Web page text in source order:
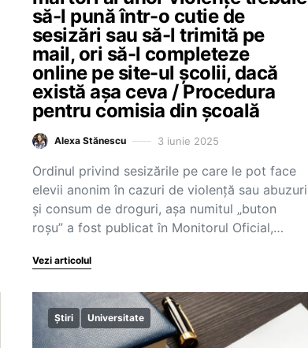
să-l pună într-o cutie de
sesizări sau să-l trimită pe
mail, ori să-l completeze
online pe site-ul școlii, dacă
există așa ceva / Procedura
pentru comisia din școală
Alexa Stănescu 3 iunie 2025
Ordinul privind sesizările pe care le pot face
elevii anonim în cazuri de violență sau abuzuri
și consum de droguri, așa numitul „buton
roșu” a fost publicat în Monitorul Oficial,…
Vezi articolul
Știri Universitate